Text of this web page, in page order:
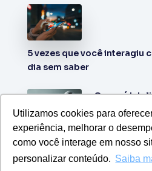
Utilizamos cookies para
experiência, melhorar o
como você interage em nosso
personalizar conteúdo. Saiba
5 vezes que você interagiu
dia sem saber
O que é